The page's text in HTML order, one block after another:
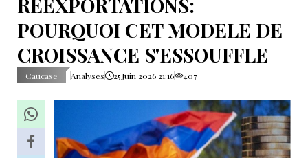
REEXPORTATIONS:
POURQUOI CET MODELE DE
CROISSANCE S'ESSOUFFLE
Caucase Analyses 25 Juin 2026 21:16 407